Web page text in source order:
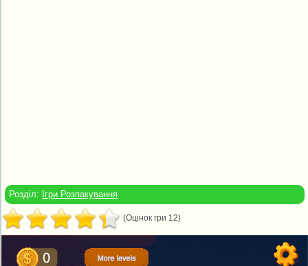
Розділ: Ігри Розпакування
(Оцінок гри 12)